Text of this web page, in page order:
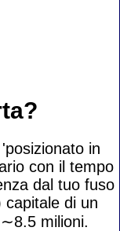
in
con il tempo
dal tuo fuso
di un
∼8.5 milioni.